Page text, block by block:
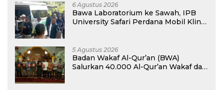
6 Agustus 2026
Bawa Laboratorium ke Sawah, IPB
University Safari Perdana Mobil Klinik
5 Agustus 2026
Badan Wakaf Al-Qur’an (BWA)
Salurkan 40.000 Al-Qur’an Wakaf dan